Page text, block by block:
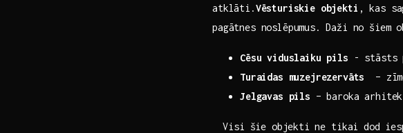
atklāti.Vēsturiskie objekti , kas
pagātnes noslēpumus.⁤ Daži ⁤no šiem
Cēsu viduslaiku pils -‌ stāsts
Turaidas muzejrezervāts
–
Jelgavas ‍pils – baroka
Visi šie‍ objekti⁢ ne tikai dod